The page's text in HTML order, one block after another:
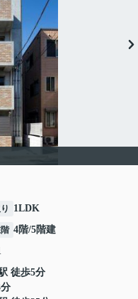
1LDK
4階/5階建
徒歩5分